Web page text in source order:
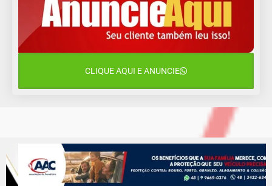
13 de agosto
Quinta-Feira
CLIQUE AQUI E ANUNCIE